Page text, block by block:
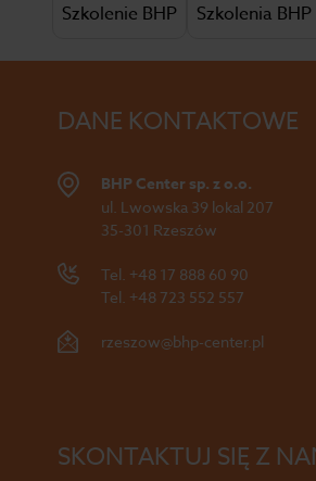
Szkolenie BHP
Szkolenia
DANE KONTAKTOWE
BHP Center sp. z o.o.
ul. Lwowska 39 lokal 207
35-301 Rzeszów
Tel. +48 17 888 60 90
Tel. +48 723 552 557
rzeszow@bhp-center.pl
SKONTAKTUJ SIĘ Z